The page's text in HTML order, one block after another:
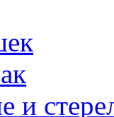
и